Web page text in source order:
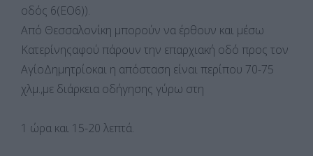
οδός 6(ΕΟ6)).
Από Θεσσαλονίκη μπορούν να έρθουν και μέσω
Κατερίνηςαφού πάρουν την επαρχιακή οδό προς τον
ΑγίοΔημητρίοκαι η απόσταση είναι περίπου 70-75
χλμ.,με διάρκεια οδήγησης γύρω στη
1 ώρα και 15-20 λεπτά.